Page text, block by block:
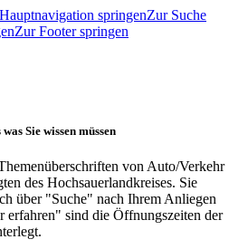
springenZur Suche
Zur Footer springen
Sie wissen müssen
von Auto/Verkehr
des Hochsauerlandkreises. Sie
über "Suche" nach Ihrem Anliegen
erfahren" sind die Öffnungszeiten der